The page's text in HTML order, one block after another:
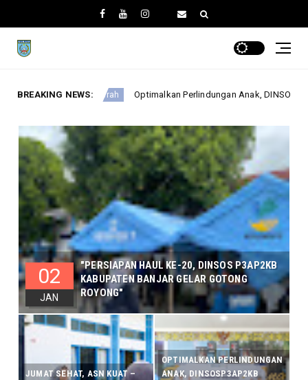
BREAKING NEWS:
Optimalkan Perlindungan Anak, DINSOSP3AP2KB Gelar Monev PATBM di
"PERSIAPAN HAUL KE-20, DINSOS P3AP2KB
KABUPATEN BANJAR GELAR GOTONG
ROYONG"
02
JAN
JUMAT SEHAT, ASN KUAT –
OPTIMALKAN PERLINDUNGAN
ANAK, DINSOSP3AP2KB